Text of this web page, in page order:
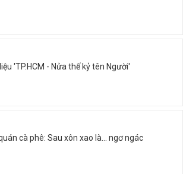
'TP.HCM - Nửa thế kỷ tên Người'
cà phê: Sau xôn xao là... ngơ ngác